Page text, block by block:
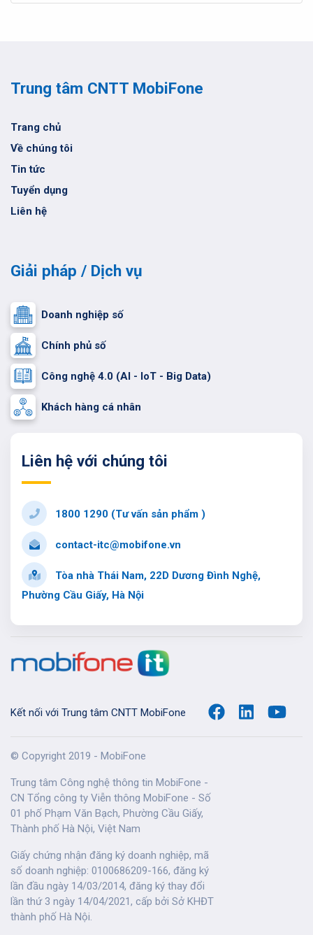
Trung tâm CNTT MobiFone
Trang chủ
Về chúng tôi
Tin tức
Tuyển dụng
Liên hệ
Giải pháp / Dịch vụ
Doanh nghiệp số
Chính phủ số
Công nghệ 4.0 (AI - IoT - Big Data)
Khách hàng cá nhân
Liên hệ với chúng tôi
1800 1290 (Tư vấn sản phẩm )
contact-itc@mobifone.vn
Tòa nhà Thái Nam, 22D Dương Đình Nghệ,
Phường Cầu Giấy, Hà Nội
Kết nối với Trung tâm CNTT MobiFone
© Copyright 2019 - MobiFone
Trung tâm Công nghệ thông tin MobiFone -
CN Tổng công ty Viễn thông MobiFone - Số
01 phố Phạm Văn Bạch, Phường Cầu Giấy,
Thành phố Hà Nội, Việt Nam
Giấy chứng nhận đăng ký doanh nghiệp, mã
số doanh nghiệp: 0100686209-166, đăng ký
lần đầu ngày 14/03/2014, đăng ký thay đổi
lần thứ 3 ngày 14/04/2021, cấp bởi Sở KHĐT
thành phố Hà Nội.